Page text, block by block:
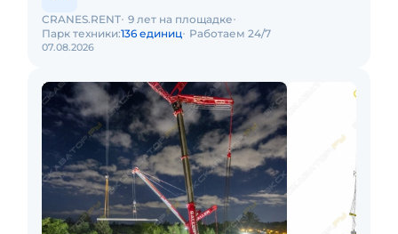
07.08.2026
CRANES.RENT 9 лет на площадке
Парк техники:136 единиц Работаем 24/7